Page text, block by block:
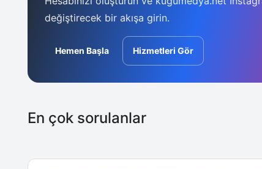
değiştirecek bir akışa girin.
Hemen Başla Hizmetleri Gör
En çok sorulanlar